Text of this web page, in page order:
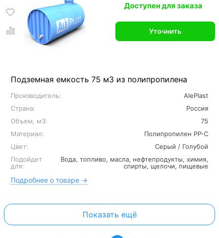
Подземная емкость 75 м3 из полипропилена
Производитель:
AlePlast
Страна:
Россия
Объем, м3:
75
Материал:
Полипропилен PP-C
Цвет:
Серый / Голубой
Подойдет
для:
Вода, топливо, масла, нефтепродукты, химия,
спирты, щелочи, пищевые
Подробнее о товаре →
Доступен для заказа
Уточнить
Показать ещё